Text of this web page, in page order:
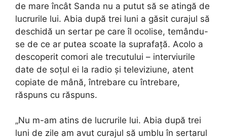
de mare încât Sanda nu a putut să se atingă de
lucrurile lui. Abia după trei luni a găsit curajul să
deschidă un sertar pe care îl ocolise, temându-
se de ce ar putea scoate la suprafață. Acolo a
descoperit comori ale trecutului – interviurile
date de soțul ei la radio și televiziune, atent
copiate de mână, întrebare cu întrebare,
răspuns cu răspuns.
„Nu m-am atins de lucrurile lui. Abia după trei
luni de zile am avut curajul să umblu în sertarul